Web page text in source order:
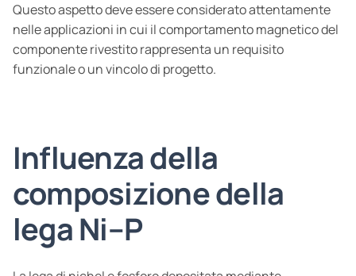
Questo aspetto deve essere considerato attentamente
nelle applicazioni in cui il comportamento magnetico del
componente rivestito rappresenta un requisito
funzionale o un vincolo di progetto.
Influenza della
composizione della
lega Ni–P